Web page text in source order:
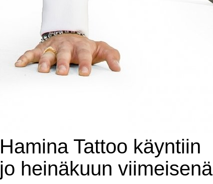
Hamina Tattoo käyntiin
jo heinäkuun viimeisenä